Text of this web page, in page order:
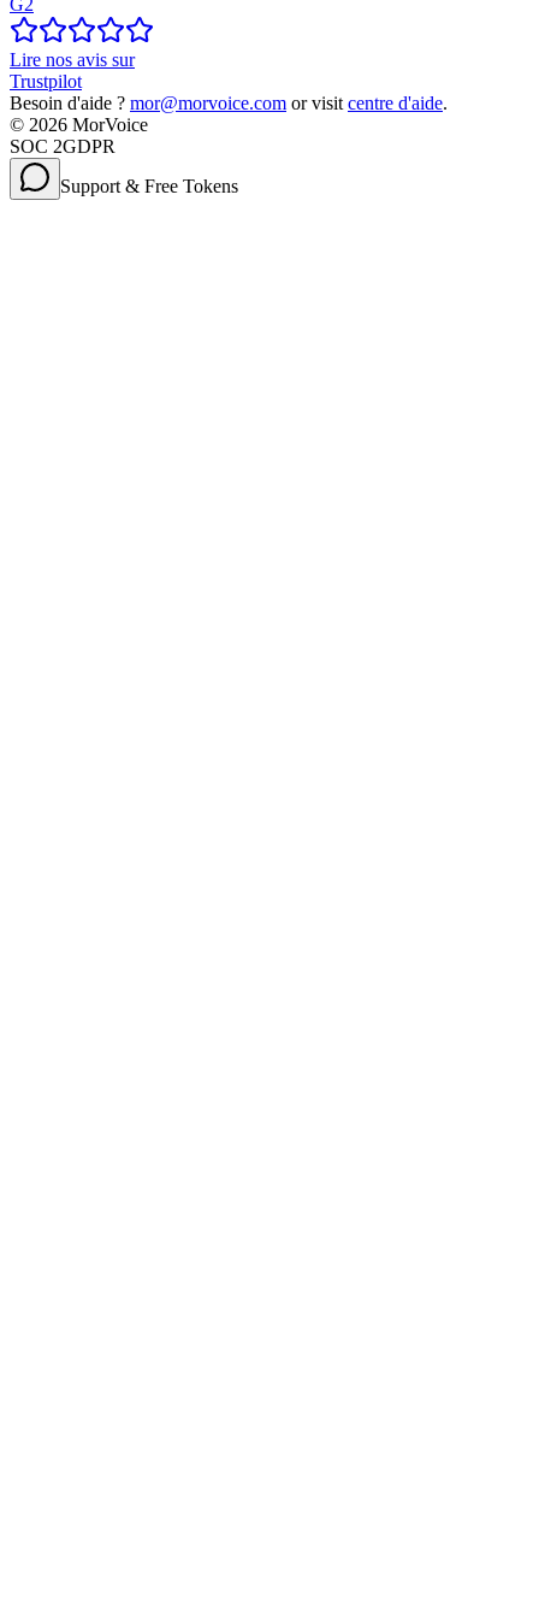
G2
Lire nos avis sur
Trustpilot
Besoin d'aide ? mor@morvoice.com or visit centre d'aide.
© 2026 MorVoice
SOC 2GDPR
Support & Free Tokens